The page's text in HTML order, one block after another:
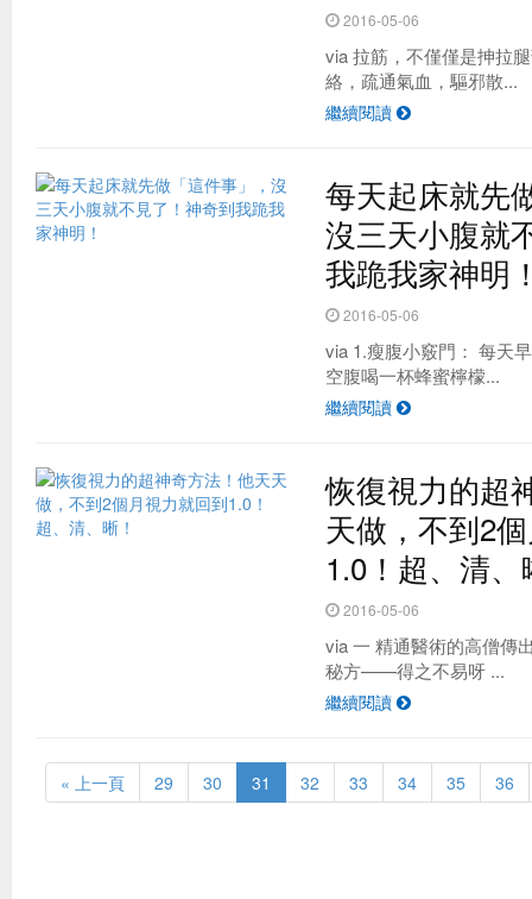
2016-05-06
via 拉筋，不僅僅是抻拉
絡，疏通氣血，驅邪散...
繼續閱讀
每天起床就先
沒三天小腹就
我跪我家神明
2016-05-06
via 1.瘦腹小竅門： 每天
空腹喝一杯蜂蜜檸檬...
繼續閱讀
恢復視力的超
天做，不到2
1.0！超、清、
2016-05-06
via 一 精通醫術的高僧傳
秘方——得之不易呀 ...
繼續閱讀
« 上一頁 29 30 31 32 33 34 35 36